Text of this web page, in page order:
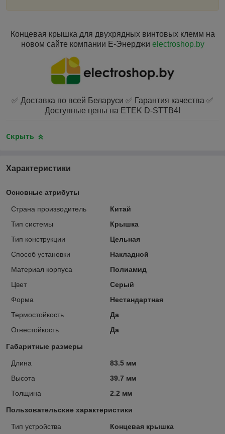
Концевая крышка для двухрядных винтовых клемм на
новом сайте компании Е‑Энерджи electroshop.by
✅ Доставка по всей Беларуси ✅ Гарантия качества ✅
Доступные цены на ETEK D-STTB4!
Скрыть
Характеристики
Основные атрибуты
Страна производитель
Китай
Тип системы
Крышка
Тип конструкции
Цельная
Способ установки
Накладной
Материал корпуса
Полиамид
Цвет
Серый
Форма
Нестандартная
Термостойкость
Да
Огнестойкость
Да
Габаритные размеры
Длина
83.5 мм
Высота
39.7 мм
Толщина
2.2 мм
Пользовательские характеристики
Тип устройства
Концевая крышка